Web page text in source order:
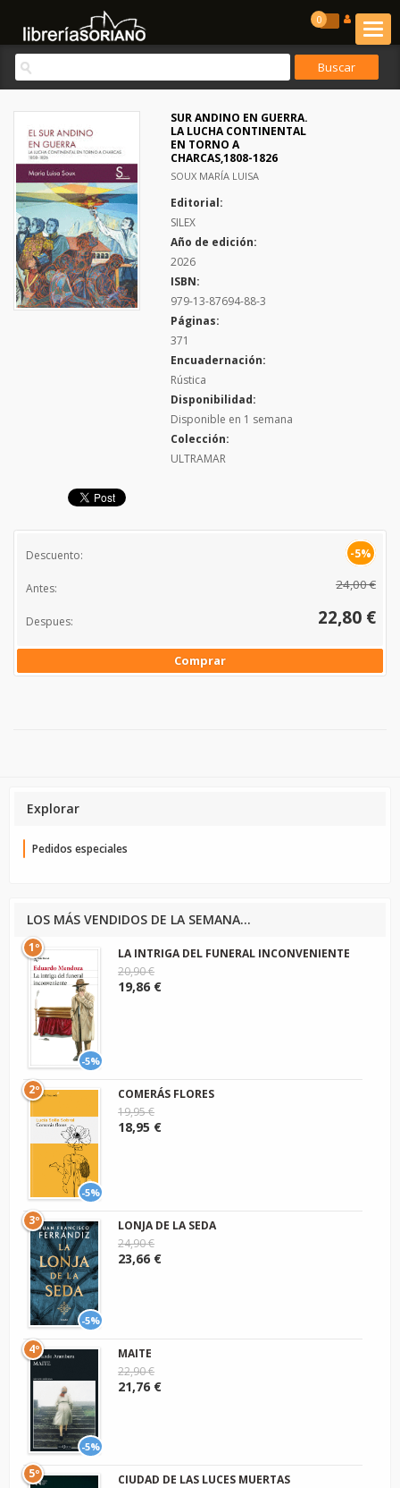
0
SUR ANDINO EN GUERRA.
LA LUCHA CONTINENTAL
EN TORNO A
CHARCAS,1808-1826
SOUX MARÍA LUISA
Editorial:
SILEX
Año de edición:
2026
ISBN:
979-13-87694-88-3
Páginas:
371
Encuadernación:
Rústica
Disponibilidad:
Disponible en 1 semana
Colección:
ULTRAMAR
Descuento: -5%
Antes: 24,00 €
Despues: 22,80 €
Comprar
Explorar
Pedidos especiales
LOS MÁS VENDIDOS DE LA SEMANA...
-5%
1º
LA INTRIGA DEL FUNERAL INCONVENIENTE
20,90 €
19,86 €
-5%
2º
COMERÁS FLORES
19,95 €
18,95 €
-5%
3º
LONJA DE LA SEDA
24,90 €
23,66 €
-5%
4º
MAITE
22,90 €
21,76 €
5º
CIUDAD DE LAS LUCES MUERTAS